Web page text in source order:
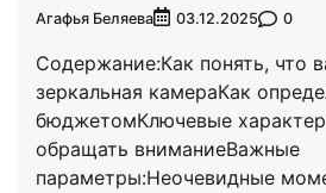
Агафья Беляева 03.12.2025 0
Содержание:Как понять, что
зеркальная камераКак
бюджетомКлючевые
обращать вниманиеВажные
параметры:Неочевидные